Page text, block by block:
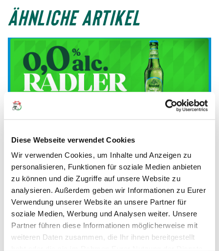
Diese Webseite verwendet Cookies
Wir verwenden Cookies, um Inhalte und Anzeigen zu
personalisieren, Funktionen für soziale Medien anbieten
zu können und die Zugriffe auf unsere Website zu
analysieren. Außerdem geben wir Informationen zu Eurer
Verwendung unserer Website an unsere Partner für
soziale Medien, Werbung und Analysen weiter. Unsere
Partner führen diese Informationen möglicherweise mit
weiteren Daten zusammen, die Ihr ihnen bereitgestellt
ÄHNLICHE ARTIKEL
Zwei Kölner Originale fahren künftig
gemeinsam
Mehr erfahren